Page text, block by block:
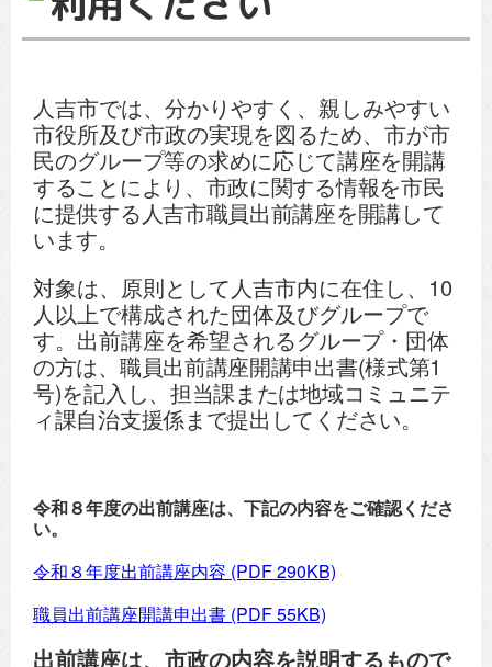
人吉市では、分かりやすく、親しみやすい
市役所及び市政の実現を図るため、市が市
民のグループ等の求めに応じて講座を開講
することにより、市政に関する情報を市民
に提供する人吉市職員出前講座を開講して
います。
対象は、原則として人吉市内に在住し、10
人以上で構成された団体及びグループで
す。出前講座を希望されるグループ・団体
の方は、職員出前講座開講申出書(様式第1
号)を記入し、担当課または地域コミュニテ
ィ課自治支援係まで提出してください。
令和８年度の出前講座は、下記の内容をご確認くださ
い。
令和８年度出前講座内容 (PDF 290KB)
職員出前講座開講申出書 (PDF 55KB)
出前講座は、市政の内容を説明するもので